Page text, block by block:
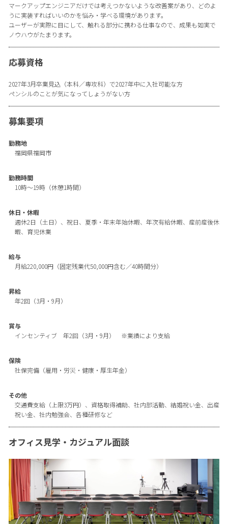
マークアップエンジニアだけでは考えつかないような改善案があり、どのよ
うに実装すればいいのかを悩み・学べる環境があります。
ユーザーが実際に目にして、触れる部分に携わる仕事なので、成果も如実で
ノウハウがたまります。
応募資格
2027年3月卒業見込（本科／専攻科）で2027年中に入社可能な方
ペンシルのことが気になってしょうがない方
募集要項
勤務地
福岡県福岡市
勤務時間
10時〜19時（休憩1時間）
休日・休暇
週休2日（土日）、祝日、夏季・年末年始休暇、年次有給休暇、産前産後休
暇、育児休業
給与
月給220,000円（固定残業代50,000円含む／40時間分）
昇給
年2回（3月・9月）
賞与
インセンティブ 年2回（3月・9月） ※業績により支給
保険
社保完備（雇用・労災・健康・厚生年金）
その他
交通費支給（上限3万円）、資格取得補助、社内部活動、結婚祝い金、出産
祝い金、社内勉強会、各種研修など
オフィス見学・カジュアル面談